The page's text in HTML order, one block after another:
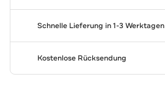
Schnelle Lieferung in 1-3 Werktagen
Kostenlose Rücksendung